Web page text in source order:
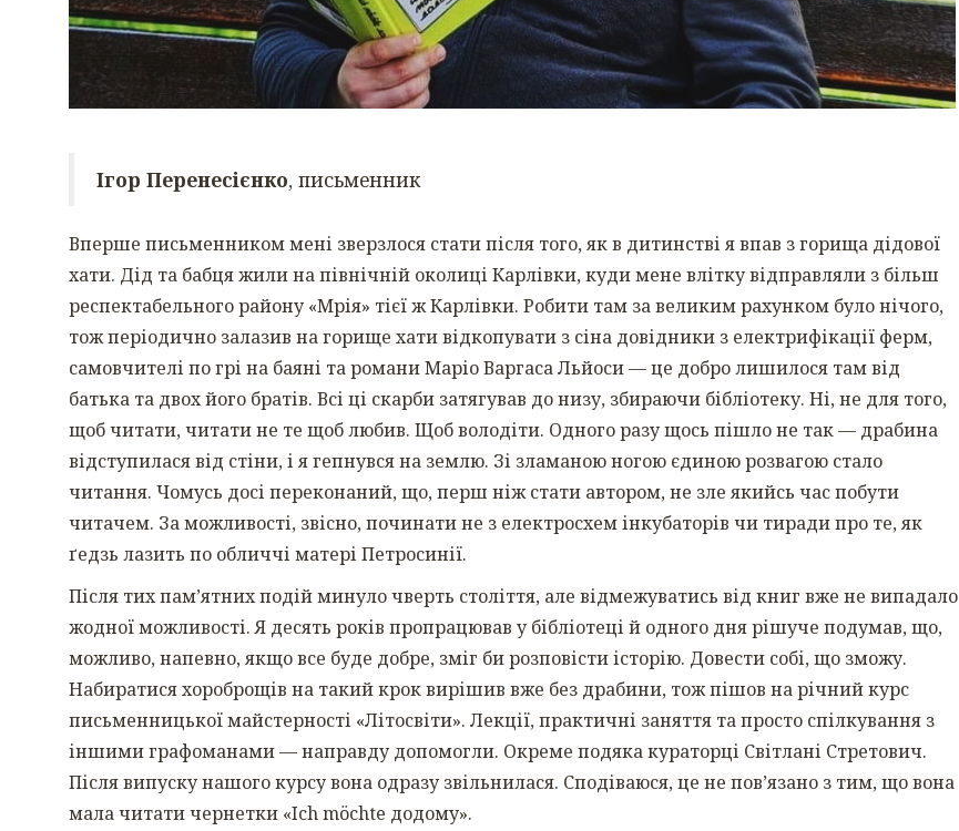
Ігор Перенесієнко, письменник
Вперше письменником мені зверзлося стати після того, як в дитинстві я впав з горища дідової
хати. Дід та бабця жили на північній околиці Карлівки, куди мене влітку відправляли з більш
респектабельного району «Мрія» тієї ж Карлівки. Робити там за великим рахунком було нічого,
тож періодично залазив на горище хати відкопувати з сіна довідники з електрифікації ферм,
самовчителі по грі на баяні та романи Маріо Варгаса Льйоси — це добро лишилося там від
батька та двох його братів. Всі ці скарби затягував до низу, збираючи бібліотеку. Ні, не для того,
щоб читати, читати не те щоб любив. Щоб володіти. Одного разу щось пішло не так — драбина
відступилася від стіни, і я гепнувся на землю. Зі зламаною ногою єдиною розвагою стало
читання. Чомусь досі переконаний, що, перш ніж стати автором, не зле якийсь час побути
читачем. За можливості, звісно, починати не з електросхем інкубаторів чи тиради про те, як
ґедзь лазить по обличчі матері Петросинії.
Після тих пам’ятних подій минуло чверть століття, але відмежуватись від книг вже не випадало
жодної можливості. Я десять років пропрацював у бібліотеці й одного дня рішуче подумав, що,
можливо, напевно, якщо все буде добре, зміг би розповісти історію. Довести собі, що зможу.
Набиратися хороброщів на такий крок вирішив вже без драбини, тож пішов на річний курс
письменницької майстерності «Літосвіти». Лекції, практичні заняття та просто спілкування з
іншими графоманами — направду допомогли. Окреме подяка кураторці Світлані Стретович.
Після випуску нашого курсу вона одразу звільнилася. Сподіваюся, це не пов’язано з тим, що вона
мала читати чернетки «Ich möchte додому».